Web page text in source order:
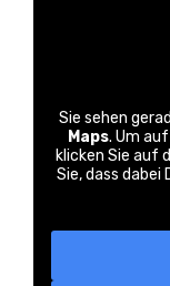
Sie sehen
Maps. Um
klicken Sie auf
Sie, dass